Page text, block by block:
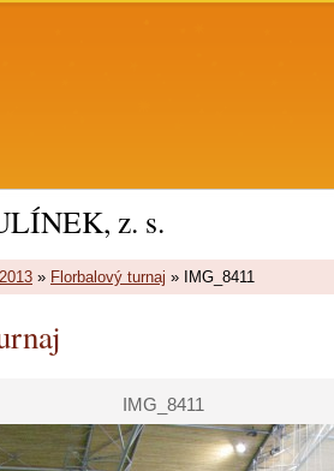
z. s.
2013 » Florbalový turnaj » IMG_8411
IMG_8411